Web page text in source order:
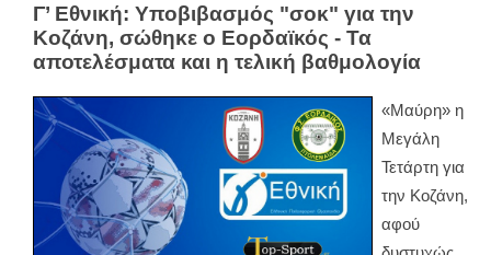
Γ’ Εθνική: Υποβιβασμός "σοκ" για την
Κοζάνη, σώθηκε ο Εορδαϊκός - Τα
αποτελέσματα και η τελική βαθμολογία
«Μαύρη» η
Μεγάλη
Τετάρτη για
την Κοζάνη,
αφού